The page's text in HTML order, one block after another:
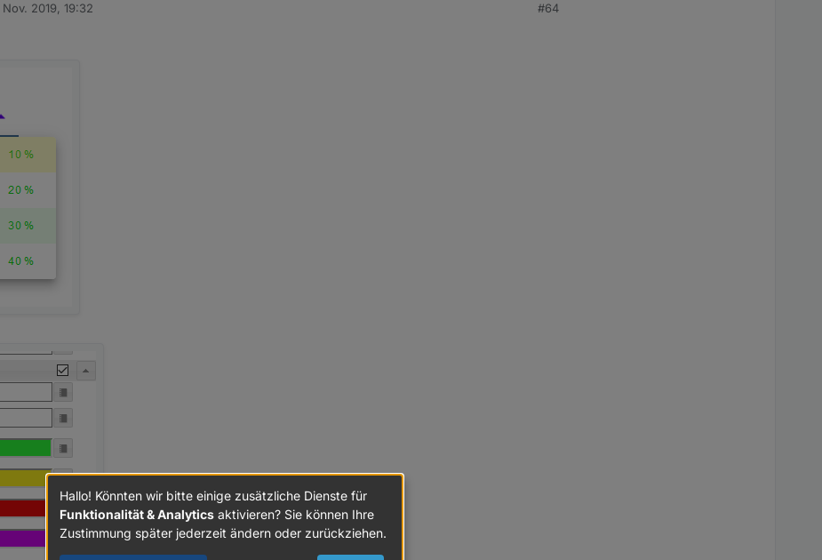
2019, 19:32 #64
Hallo! Könnten wir bitte einige zusätzliche Dienste für
Funktionalität & Analytics aktivieren? Sie können Ihre
Zustimmung später jederzeit ändern oder zurückziehen.